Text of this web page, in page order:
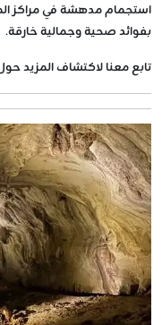
استجمام مدهشة في مراكز
بفوائد صحية وجمالية خارقة.
تابع معنا لاكتشاف المزيد